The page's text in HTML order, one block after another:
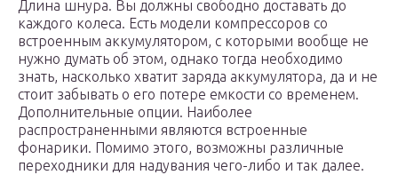
Длина шнура. Вы должны свободно доставать до
каждого колеса. Есть модели компрессоров со
встроенным аккумулятором, с которыми вообще не
нужно думать об этом, однако тогда необходимо
знать, насколько хватит заряда аккумулятора, да и не
стоит забывать о его потере емкости со временем.
Дополнительные опции. Наиболее
распространенными являются встроенные
фонарики. Помимо этого, возможны различные
переходники для надувания чего-либо и так далее.